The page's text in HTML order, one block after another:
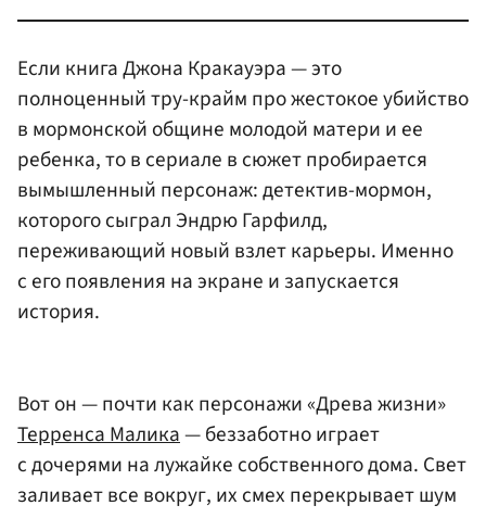
Если книга Джона Кракауэра — это
полноценный тру-крайм про жестокое убийство
в мормонской общине молодой матери и ее
ребенка, то в сериале в сюжет пробирается
вымышленный персонаж: детектив-мормон,
которого сыграл Эндрю Гарфилд,
переживающий новый взлет карьеры. Именно
с его появления на экране и запускается
история.
Вот он — почти как персонажи «Древа жизни»
Терренса Малика— беззаботно играет
с дочерями на лужайке собственного дома. Свет
заливает все вокруг, их смех перекрывает шум